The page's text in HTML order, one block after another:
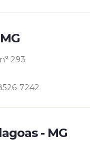
293
7242
- MG